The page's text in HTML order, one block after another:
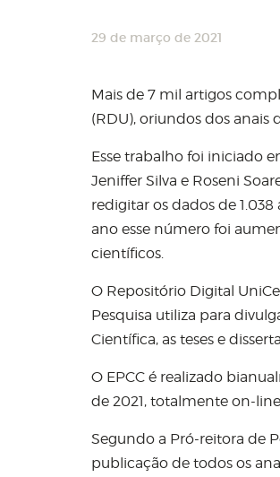
29 de março de 2021
Mais de 7 mil artigos
(RDU), oriundos dos
Esse trabalho foi iniciado
Jeniffer Silva e Roseni
redigitar os dados de
ano esse número foi
científicos.
O Repositório Digital
Pesquisa utiliza para
Científica, as teses e
O EPCC é realizado
de 2021, totalmente on-
Segundo a Pró-reitora de
publicação de todos os